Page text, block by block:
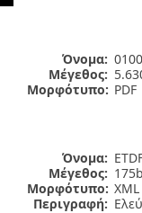
Όνομα:
Μέγεθος:
Μορφότυπο: PDF
Όνομα:
Μέγεθος:
Μορφότυπο: XML
Περιγραφή: